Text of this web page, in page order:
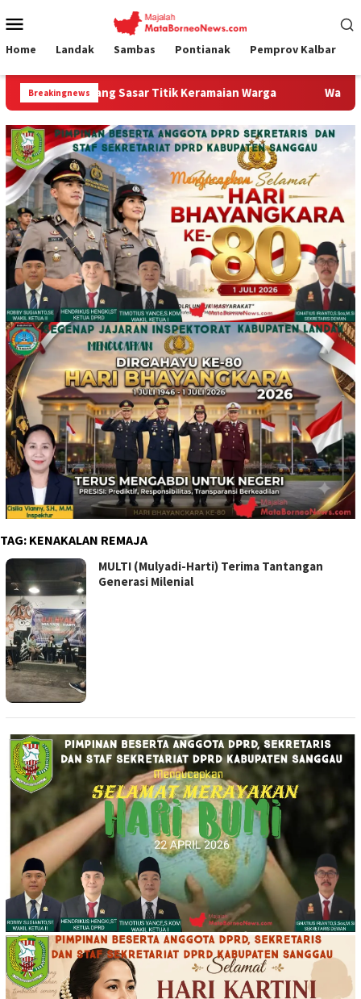
ke
Mobile
Home Landak Sambas Pontianak Pemprov Kalbar
Breakingnews
Titik Keramaian Warga Wagub Krisantus
TAG: KENAKALAN REMAJA
MULTI (Mulyadi-Harti) Terima Tantangan
Generasi Milenial